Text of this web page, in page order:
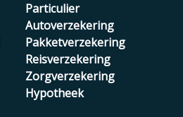
Particulier
Autoverzekering
Pakketverzekering
Reisverzekering
Zorgverzekering
Hypotheek